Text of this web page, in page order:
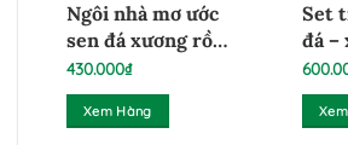
Ngôi nhà mơ ước
sen đá xương rồng
lớn I 24022623
430.000₫
Xem Hàng
Set
đá –
quà